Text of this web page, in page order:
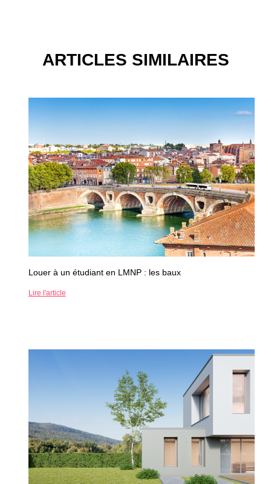
ARTICLES SIMILAIRES
Louer à un étudiant en LMNP : les baux
Lire l'article